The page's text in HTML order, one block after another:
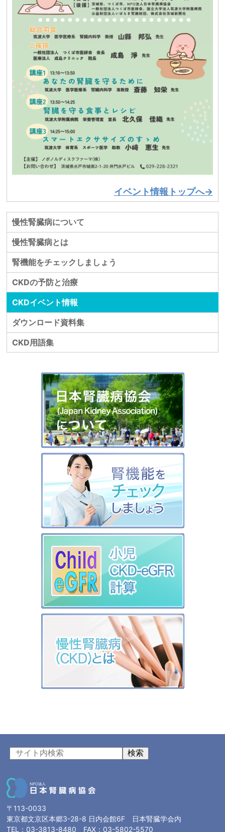
慢性腎臓病について
慢性腎臓病とは
腎機能をチェックしましょう
CKDの予防と治療
CKDイベント情報
ダウンロード資料集
CKD用語集
イベント情報トップへ→
検索
〒113-0033
東京都文京区本郷3-28-8 日内会館6F 日本腎臓学会内
TEL：03-3813-8480 FAX：03-5802-5570